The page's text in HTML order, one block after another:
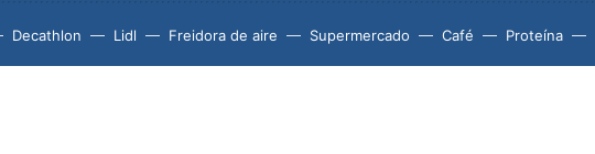
Decathlon Lidl Freidora de aire Supermercado Café Proteína